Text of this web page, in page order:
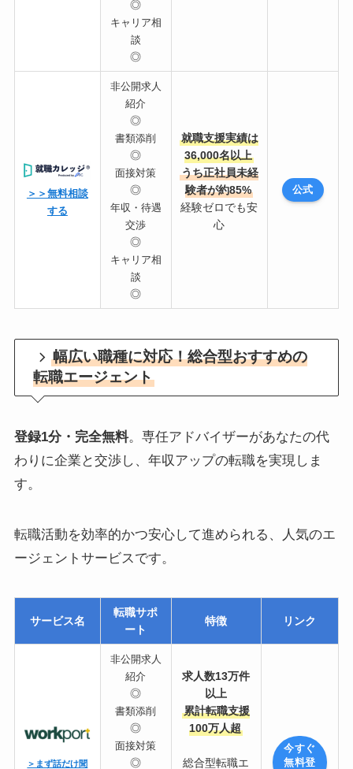
◎
キャリア相
談
◎
＞＞無料相談
する
非公開求人
紹介
◎
書類添削
◎
面接対策
◎
年収・待遇
交渉
◎
キャリア相
談
◎
就職支援実績は
36,000名以上
うち正社員未経
験者が約85%
経験ゼロでも安
心
公式
幅広い職種に対応！総合型おすすめの
転職エージェント
登録1分・完全無料。専任アドバイザーがあなたの代
わりに企業と交渉し、年収アップの転職を実現しま
す。
転職活動を効率的かつ安心して進められる、人気のエ
ージェントサービスです。
サービス名
転職サポ
ート
特徴 リンク
＞まず話だけ聞
非公開求人
紹介
◎
書類添削
◎
面接対策
◎
求人数13万件
以上
累計転職支援
100万人超
総合型転職エ
今すぐ
無料登